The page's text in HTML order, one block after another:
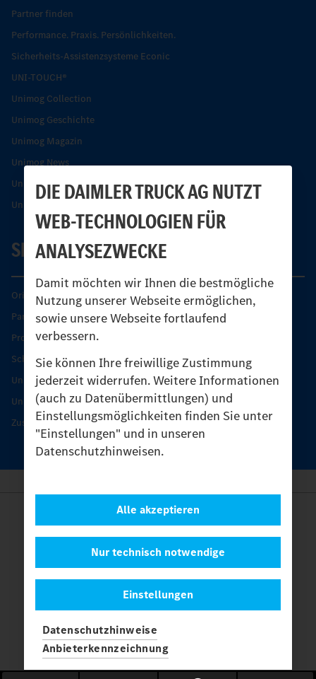
DIE DAIMLER TRUCK AG NUTZT
WEB-TECHNOLOGIEN FÜR
ANALYSEZWECKE
Damit möchten wir Ihnen die bestmögliche
Nutzung unserer Webseite ermöglichen,
sowie unsere Webseite fortlaufend
verbessern.
Sie können Ihre freiwillige Zustimmung
jederzeit widerrufen. Weitere Informationen
(auch zu Datenübermittlungen) und
Einstellungsmöglichkeiten finden Sie unter
"Einstellungen" und in unseren
Datenschutzhinweisen.
Einstellungen
Nur technisch notwendige
Alle akzeptieren
Datenschutzhinweise
Anbieterkennzeichnung
Partner finden
Performance. Praxis. Persönlichkeiten.
Sicherheits-Assistenzsysteme Econic
UNI-TOUCH®
Unimog Collection
Unimog Geschichte
Unimog Magazin
Unimog News
Unimog Partner-Portal
Unimog Sicherheit
SERVICE
Original-Teile
Partner finden
Produkt-Highlights
Schutz und Werterhalt
Unimog Serviceangebot
Unimog Servicetage
Zusatzleistungen
Anbieter
Kontakt
Datenschutz
Einstellungen
© 2026 Daimler Truck AG. Alle Rechte vorbehalten.
Mercedes-Benz sind Marken der